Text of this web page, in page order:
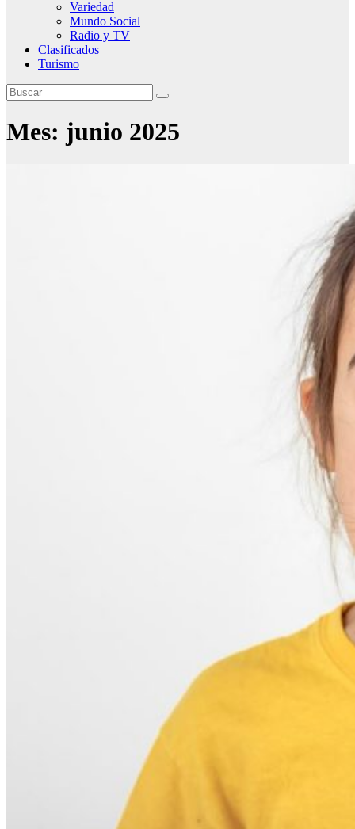
Variedad
Mundo Social
Radio y TV
Clasificados
Turismo
Mes: junio 2025